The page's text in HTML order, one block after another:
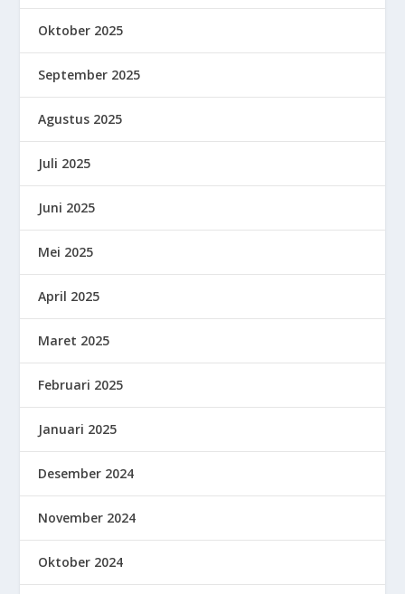
Oktober 2025
September 2025
Agustus 2025
Juli 2025
Juni 2025
Mei 2025
April 2025
Maret 2025
Februari 2025
Januari 2025
Desember 2024
November 2024
Oktober 2024